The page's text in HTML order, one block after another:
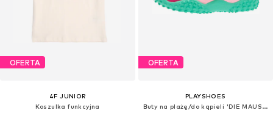
OFERTA
4F JUNIOR
Koszulka funkcyjna
OFERTA
PLAYSHOES
Buty na plażę/do kąpieli 'DIE MAUS FREUNDE'